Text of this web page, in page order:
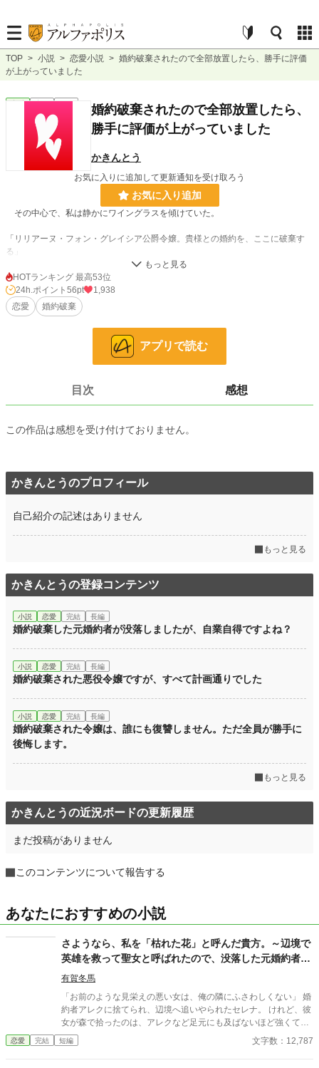
TOP > 小説 > 恋愛小説 > 婚約破棄されたので全部放置したら、勝手に評価
が上がっていました
恋愛 完結 長編
婚約破棄されたので全部放置したら、
勝手に評価が上がっていました
かきんとう
お気に入りに追加して更新通知を受け取ろう
お気に入り追加
その中心で、私は静かにワイングラスを傾けていた。
「リリアーヌ・フォン・グレイシア公爵令嬢。貴様との婚約を、ここに破棄す
る」
高らかに響いた声に、場が一瞬で静まり返る。
予想通りの展開だった。だから私は、驚きも、悲しみも、怒りも、何も浮かべ
ずに、ただグラスを置いた。
15,387 位 / 228,837 件
6,748 位 / 66,374 件
140
24h.ポイント 56 pt
文字数 12,970
初回公開日時 2026.04.13 13:00
週間ポイント 997 pt (8,992 位)
年間ポイント 80,125 pt (7,187 位)
HOTランキング 最高53位
24h.ポイント 56pt
1,938
恋愛
婚約破棄
アプリで読む
目次 感想
この作品は感想を受け付けておりません。
かきんとうのプロフィール
自己紹介の記述はありません
もっと見る
かきんとうの登録コンテンツ
小説 恋愛 完結 長編
婚約破棄した元婚約者が没落しましたが、自業自得ですよね？
小説 恋愛 完結 長編
婚約破棄された悪役令嬢ですが、すべて計画通りでした
小説 恋愛 完結 長編
婚約破棄された令嬢は、誰にも復讐しません。ただ全員が勝手に
後悔します。
もっと見る
かきんとうの近況ボードの更新履歴
まだ投稿がありません
このコンテンツについて報告する
あなたにおすすめの小説
さようなら、私を「枯れた花」と呼んだ貴方。～辺境で
英雄を救って聖女と呼ばれたので、没落した元婚約者の
謝罪は受け付けません～
有賀冬馬
「お前のような見栄えの悪い女は、俺の隣にふさわしくない」 婚
約者アレクに捨てられ、辺境へ追いやられたセレナ。 けれど、彼
女が森で拾ったのは、アレクなど足元にも及ばないほど強くて優
しい、呪われた英雄ライアンだった。 セレナの薬草が奇跡を起こ
し、王都を救う特効薬となったとき、かつて自分を捨てた男との
恋愛 完結 短編 文字数：12,787